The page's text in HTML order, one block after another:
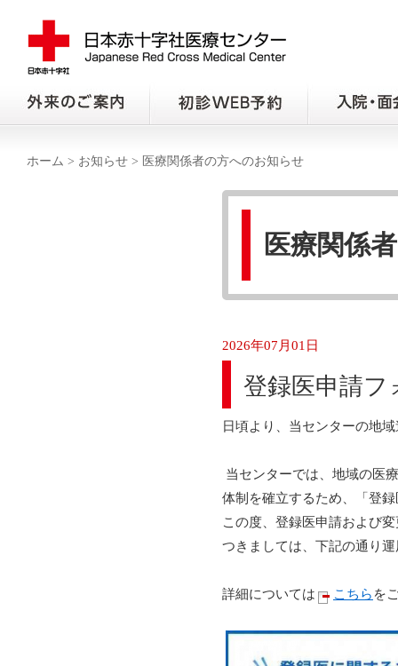
ホーム > お知らせ > 医療関係者の方へのお知らせ
医療関係
2026年07月01日
登録医申請フ
日頃より、当センターの地
当センターでは、地域の医
体制を確立するため、「登
この度、登録医申請および
つきましては、下記の通り
詳細については こちら を